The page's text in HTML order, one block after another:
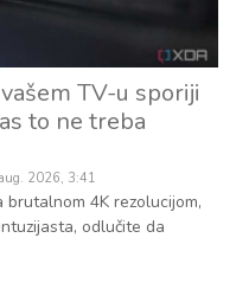
TV-u sporiji
to ne treba
2026, 3:41
4K rezolucijom,
odlučite da